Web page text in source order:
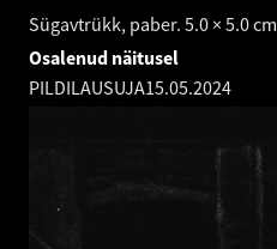
Sügavtrükk, paber. 5.0 × 5.0 cm
Osalenud näitusel
PILDILAUSUJA15.05.2024